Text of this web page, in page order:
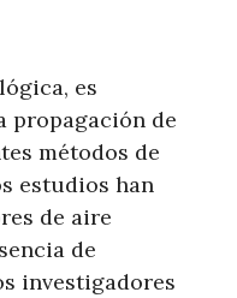
es
propagación de
métodos de
estudios han
de aire
de
investigadores